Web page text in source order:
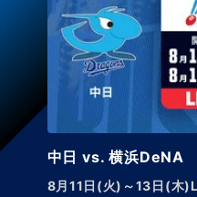
中日 vs. 巨人【LIVE】
8月14日(金)午後5:45～